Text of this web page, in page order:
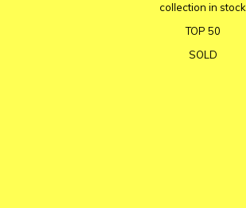
collection in stock
TOP 50
SOLD